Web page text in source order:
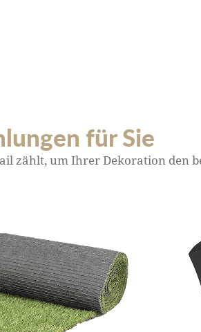
für Sie
zählt, um Ihrer Dekoration den